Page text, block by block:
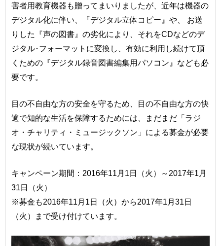
害者用教育機器も贈ってまいりましたが、近年は機器の
デジタル化に伴い、『デジタル立体コピー』や、 お送
りした『声の図書』の劣化により、それをCDなどのデ
ジタル･フォーマットに変換し、有効に利用し続けて頂
くための『デジタル録音図書編集用パソコン』なども必
要です。
目の不自由な方の安全を守るため、目の不自由な方の快
適で知的な生活を保障するためには、まだまだ「ラジ
オ・チャリティ・ミュージックソン」による募金が必要
な現状が続いています。
キャンペーン期間：2016年11月1日（火）～2017年1月
31日（火）
※募金も2016年11月1日（火）から2017年1月31日
（火）まで受け付けています。